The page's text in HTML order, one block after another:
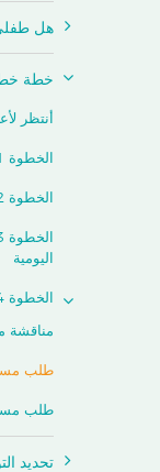
هل
خطة
أنتظر
الخطوة 1: فهم التوحد (عند طفلك)
الخطوة 2: تحفيز التطور والسلوك الإيجابي
اليومية
الخطوة 4: طلب المساعدة (المهنية).
مناقشة
طلب
طلب
تحديد